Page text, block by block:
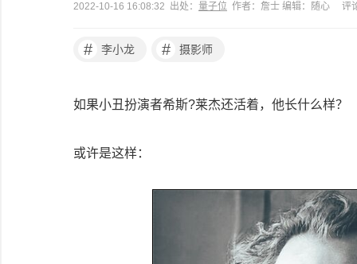
2022-10-16 16:08:32 出处： 量子位 作者：詹士 编辑：随心 评
# 李小龙 # 摄影师
如果小丑扮演者希斯?莱杰还活着，他长什么样？
或许是这样：